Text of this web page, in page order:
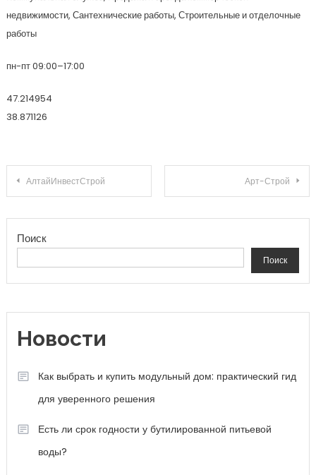
недвижимости, Сантехнические работы, Строительные и отделочные
работы
пн-пт 09:00–17:00
47.214954
38.871126
Навигация по записям
АлтайИнвестСтрой Арт-Строй
Поиск
Поиск
Новости
Как выбрать и купить модульный дом: практический гид
для уверенного решения
Есть ли срок годности у бутилированной питьевой
воды?